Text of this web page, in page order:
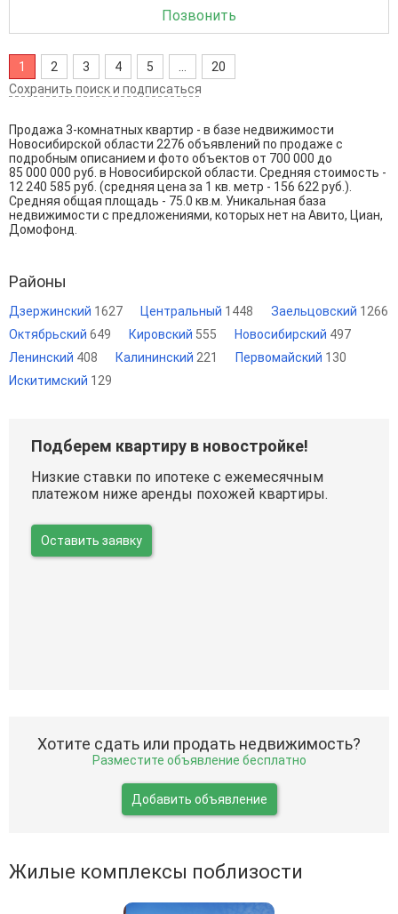
Позвонить
1 2 3 4 5
20
Сохранить поиск и подписаться
Продажа 3-комнатных квартир - в базе недвижимости
Новосибирской области 2276 объявлений по продаже с
подробным описанием и фото объектов от 700 000 до
85 000 000 руб. в Новосибирской области. Средняя стоимость -
12 240 585 руб. (средняя цена за 1 кв. метр - 156 622 руб.).
Средняя общая площадь - 75.0 кв.м. Уникальная база
недвижимости с предложениями, которых нет на Авито, Циан,
Домофонд.
Районы
Дзержинский 1627 Центральный 1448 Заельцовский 1266
Октябрьский 649 Кировский 555 Новосибирский 497
Ленинский 408 Калининский 221 Первомайский 130
Искитимский 129
Подберем квартиру в новостройке!
Низкие ставки по ипотеке с ежемесячным
платежом ниже аренды похожей квартиры.
Оставить заявку
Хотите сдать или продать недвижимость?
Разместите объявление бесплатно
Добавить объявление
Жилые комплексы поблизости